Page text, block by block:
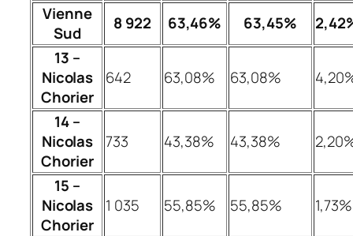
Vienne
Sud
8 922 63,46% 63,45%
13 –
Nicolas
Chorier
642 63,08% 63,08%
14 –
Nicolas
Chorier
733 43,38% 43,38%
15 –
Nicolas
Chorier
1 035 55,85% 55,85% 1,73%